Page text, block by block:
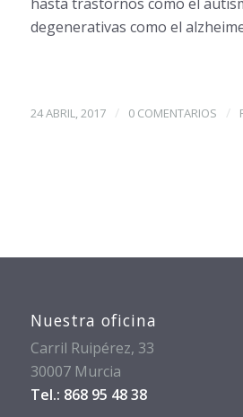
degenerativas como el
24 ABRIL, 2017 / 0 COMENTARIOS /
Nuestra oficina
Carril Ruipérez, 33
30007 Murcia
Tel.: 868 95 48 38